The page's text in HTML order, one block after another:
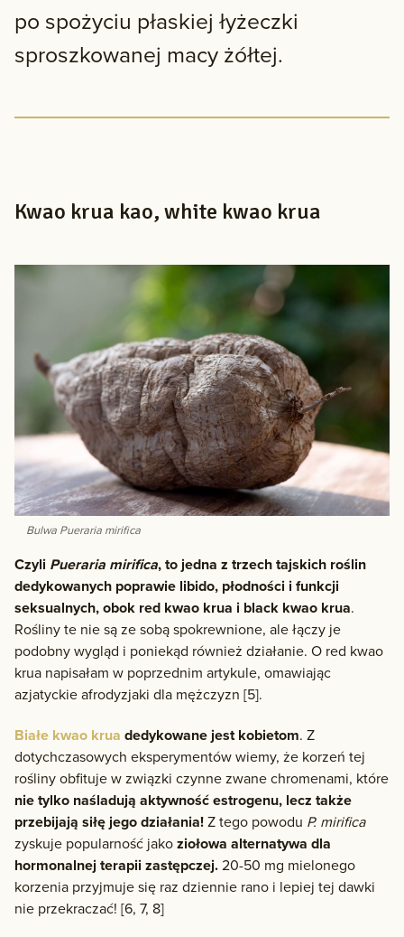
po spożyciu płaskiej łyżeczki
sproszkowanej macy żółtej.
Kwao krua kao, white kwao krua
Bulwa Pueraria mirifica
Czyli Pueraria mirifica, to jedna z trzech tajskich roślin
dedykowanych poprawie libido, płodności i funkcji
seksualnych, obok red kwao krua i black kwao krua.
Rośliny te nie są ze sobą spokrewnione, ale łączy je
podobny wygląd i poniekąd również działanie. O red kwao
krua napisałam w poprzednim artykule, omawiając
azjatyckie afrodyzjaki dla mężczyzn [5].
Białe kwao krua dedykowane jest kobietom. Z
dotychczasowych eksperymentów wiemy, że korzeń tej
rośliny obfituje w związki czynne zwane chromenami, które
nie tylko naśladują aktywność estrogenu, lecz także
przebijają siłę jego działania!Z tego powodu P. mirifica
zyskuje popularność jakoziołowa alternatywa dla
hormonalnej terapii zastępczej.20-50 mg mielonego
korzenia przyjmuje się raz dziennie rano i lepiej tej dawki
nie przekraczać! [6, 7, 8]